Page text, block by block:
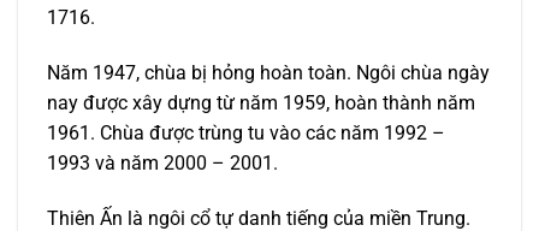
1716.
Năm 1947, chùa bị hỏng hoàn toàn. Ngôi chùa ngày
nay được xây dựng từ năm 1959, hoàn thành năm
1961. Chùa được trùng tu vào các năm 1992 –
1993 và năm 2000 – 2001.
Thiên Ấn là ngôi cổ tự danh tiếng của miền Trung.